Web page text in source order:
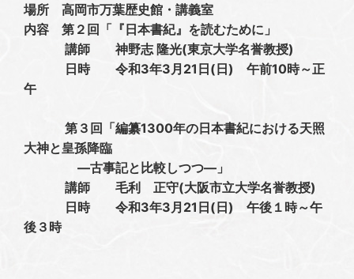
場所 高岡市万葉歴史館・講義室
内容 第２回「『日本書紀』を読むために」
講師 神野志 隆光(東京大学名誉教授)
日時 令和3年3月21日(日) 午前10時～正
午
第３回「編纂1300年の日本書紀における天照
大神と皇孫降臨
―古事記と比較しつつ―」
講師 毛利 正守(大阪市立大学名誉教授)
日時 令和3年3月21日(日) 午後１時～午
後３時